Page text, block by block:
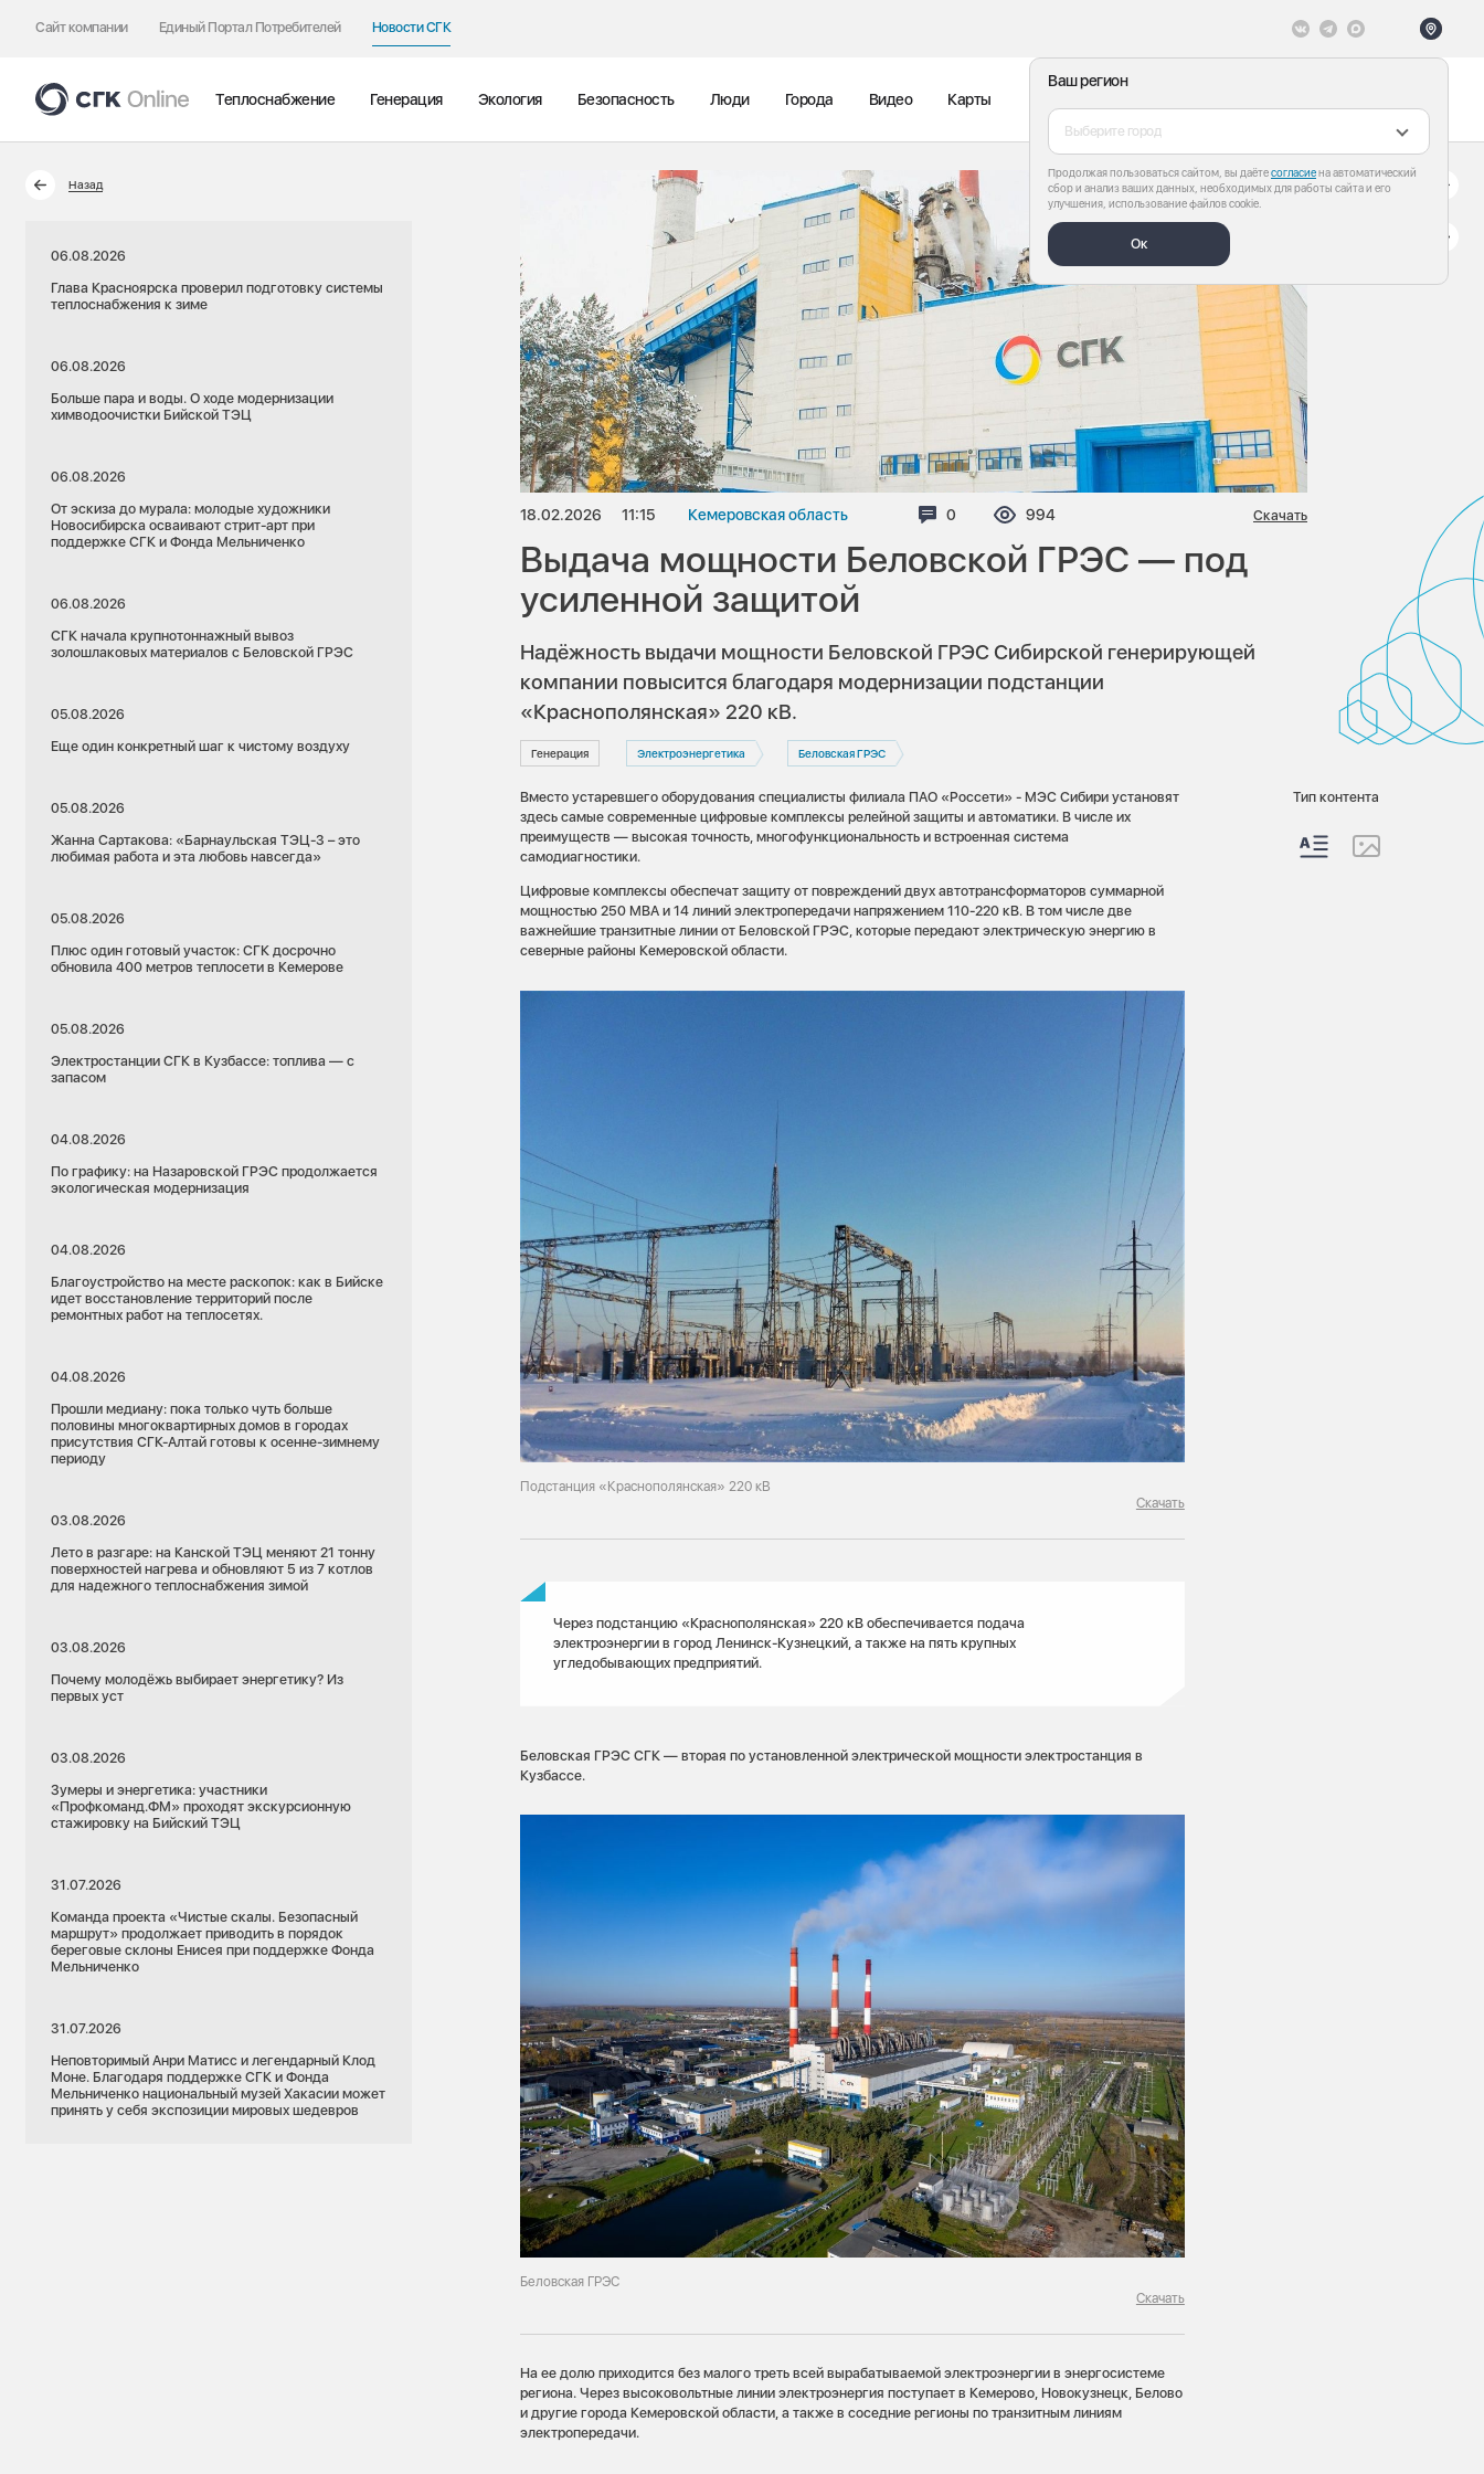
Сайт компании Единый Портал Потребителей Новости СГК
Ваш регион
Выберите город
Продолжая пользоваться сайтом, вы даётесогласиена автоматический
сбор и анализ ваших данных, необходимых для работы сайта и его
улучшения, использование файлов cookie.
Ок
Теплоснабжение Генерация Экология Безопасность Люди Города Видео Карты
Назад
06.08.2026
Глава Красноярска проверил подготовку системы
теплоснабжения к зиме
06.08.2026
Больше пара и воды. О ходе модернизации
химводоочистки Бийской ТЭЦ
06.08.2026
От эскиза до мурала: молодые художники
Новосибирска осваивают стрит-арт при
поддержке СГК и Фонда Мельниченко
06.08.2026
СГК начала крупнотоннажный вывоз
золошлаковых материалов с Беловской ГРЭС
05.08.2026
Еще один конкретный шаг к чистому воздуху
05.08.2026
Жанна Сартакова: «Барнаульская ТЭЦ-3 – это
любимая работа и эта любовь навсегда»
05.08.2026
Плюс один готовый участок: СГК досрочно
обновила 400 метров теплосети в Кемерове
05.08.2026
Электростанции СГК в Кузбассе: топлива — с
запасом
04.08.2026
По графику: на Назаровской ГРЭС продолжается
экологическая модернизация
04.08.2026
Благоустройство на месте раскопок: как в Бийске
идет восстановление территорий после
ремонтных работ на теплосетях.
04.08.2026
Прошли медиану: пока только чуть больше
половины многоквартирных домов в городах
присутствия СГК-Алтай готовы к осенне-зимнему
периоду
03.08.2026
Лето в разгаре: на Канской ТЭЦ меняют 21 тонну
поверхностей нагрева и обновляют 5 из 7 котлов
для надежного теплоснабжения зимой
03.08.2026
Почему молодёжь выбирает энергетику? Из
первых уст
03.08.2026
Зумеры и энергетика: участники
«Профкоманд.ФМ» проходят экскурсионную
стажировку на Бийский ТЭЦ
31.07.2026
Команда проекта «Чистые скалы. Безопасный
маршрут» продолжает приводить в порядок
береговые склоны Енисея при поддержке Фонда
Мельниченко
31.07.2026
Неповторимый Анри Матисс и легендарный Клод
Моне. Благодаря поддержке СГК и Фонда
Мельниченко национальный музей Хакасии может
принять у себя экспозиции мировых шедевров
18.02.2026 11:15 Кемеровская область Комментариев:
0 Просмотров:
994 Скачать
Выдача мощности Беловской ГРЭС — под
усиленной защитой
Надёжность выдачи мощности Беловской ГРЭС Сибирской генерирующей
компании повысится благодаря модернизации подстанции
«Краснополянская» 220 кВ.
Генерация Электроэнергетика Беловская ГРЭС
Вместо устаревшего оборудования специалисты филиала ПАО «Россети» - МЭС Сибири установят
здесь самые современные цифровые комплексы релейной защиты и автоматики. В числе их
преимуществ — высокая точность, многофункциональность и встроенная система
самодиагностики.
Цифровые комплексы обеспечат защиту от повреждений двух автотрансформаторов суммарной
мощностью 250 МВА и 14 линий электропередачи напряжением 110-220 кВ. В том числе две
важнейшие транзитные линии от Беловской ГРЭС, которые передают электрическую энергию в
северные районы Кемеровской области.
Подстанция «Краснополянская» 220 кВ
Скачать
Через подстанцию «Краснополянская» 220 кВ обеспечивается подача
электроэнергии в город Ленинск-Кузнецкий, а также на пять крупных
угледобывающих предприятий.
Беловская ГРЭС СГК — вторая по установленной электрической мощности электростанция в
Кузбассе.
Беловская ГРЭС
Скачать
На ее долю приходится без малого треть всей вырабатываемой электроэнергии в энергосистеме
региона. Через высоковольтные линии электроэнергия поступает в Кемерово, Новокузнецк, Белово
и другие города Кемеровской области, а также в соседние регионы по транзитным линиям
электропередачи.
Тип контента